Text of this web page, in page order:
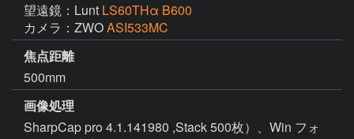
望遠鏡：Lunt LS60THα B600
カメラ：ZWOASI533MC
焦点距離
500mm
画像処理
SharpCap pro 4.1.141980 ,Stack 500枚）、Win フォ